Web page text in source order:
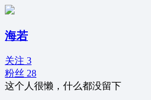
海若
关注 3
粉丝 28
这个人很懒，什么都没留下